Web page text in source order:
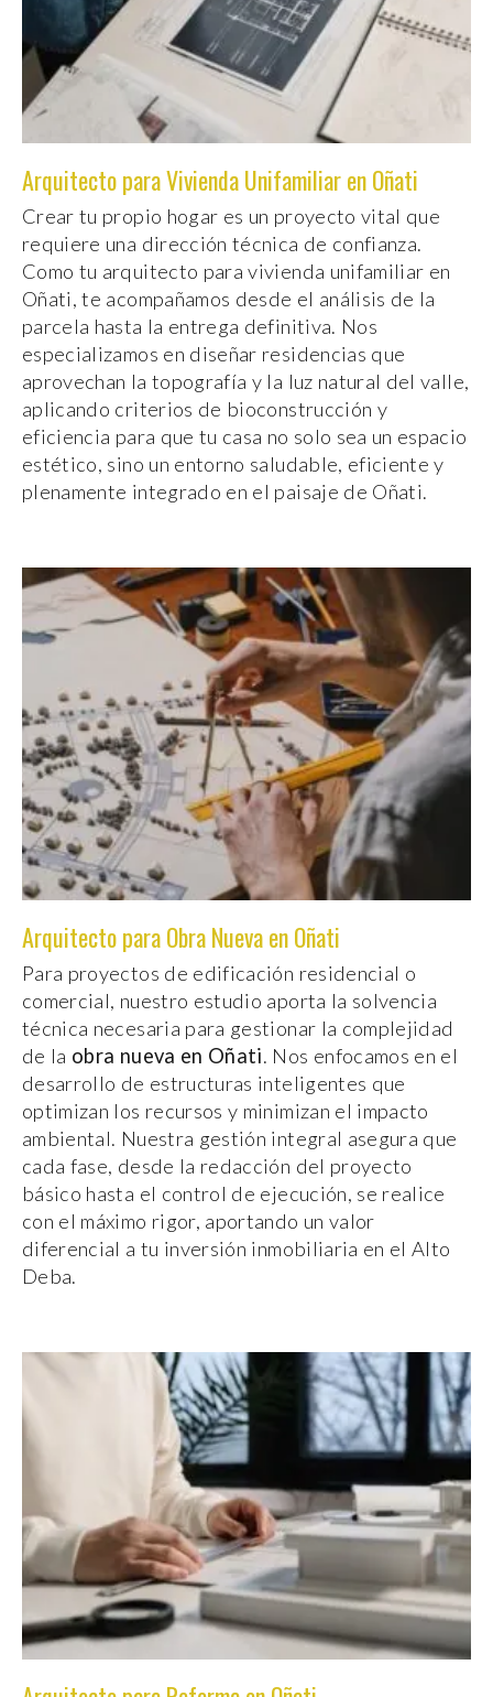
Arquitecto para Vivienda Unifamiliar en Oñati
Crear tu propio hogar es un proyecto vital que
requiere una dirección técnica de confianza.
Como tu arquitecto para vivienda unifamiliar en
Oñati, te acompañamos desde el análisis de la
parcela hasta la entrega definitiva. Nos
especializamos en diseñar residencias que
aprovechan la topografía y la luz natural del valle,
aplicando criterios de bioconstrucción y
eficiencia para que tu casa no solo sea un espacio
estético, sino un entorno saludable, eficiente y
plenamente integrado en el paisaje de Oñati.
Arquitecto para Obra Nueva en Oñati
Para proyectos de edificación residencial o
comercial, nuestro estudio aporta la solvencia
técnica necesaria para gestionar la complejidad
de la obra nueva en Oñati. Nos enfocamos en el
desarrollo de estructuras inteligentes que
optimizan los recursos y minimizan el impacto
ambiental. Nuestra gestión integral asegura que
cada fase, desde la redacción del proyecto
básico hasta el control de ejecución, se realice
con el máximo rigor, aportando un valor
diferencial a tu inversión inmobiliaria en el Alto
Deba.